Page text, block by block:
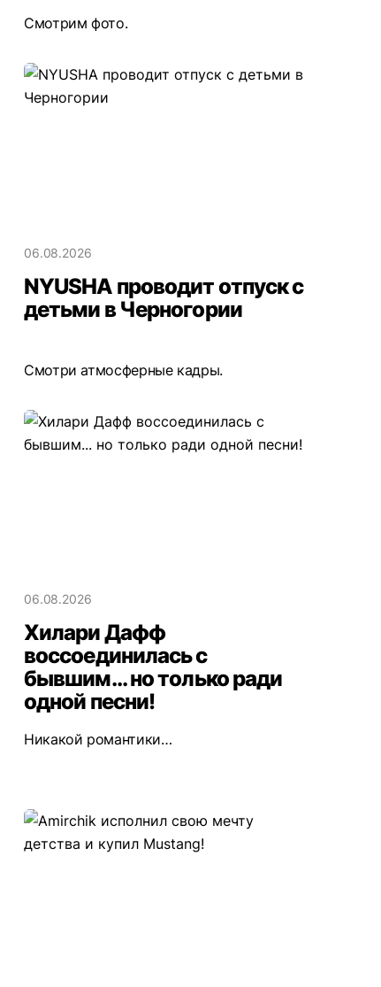
Смотрим фото.
06.08.2026
NYUSHA проводит отпуск с
детьми в Черногории
Смотри атмосферные кадры.
06.08.2026
Хилари Дафф
воссоединилась с
бывшим... но только ради
одной песни!
Никакой романтики…